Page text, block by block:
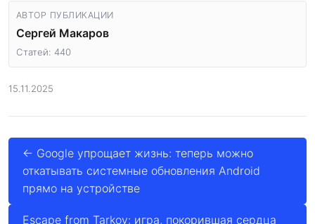
АВТОР ПУБЛИКАЦИИ
Сергей Макаров
Статей: 440
15.11.2025
← Google упрощает жизнь: теперь можно
откатывать системные обновления Android
прямо на устройстве
Escape from Tarkov: игра, покорившая сердца